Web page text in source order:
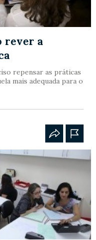
rever a
repensar as práticas
mais adequada para o